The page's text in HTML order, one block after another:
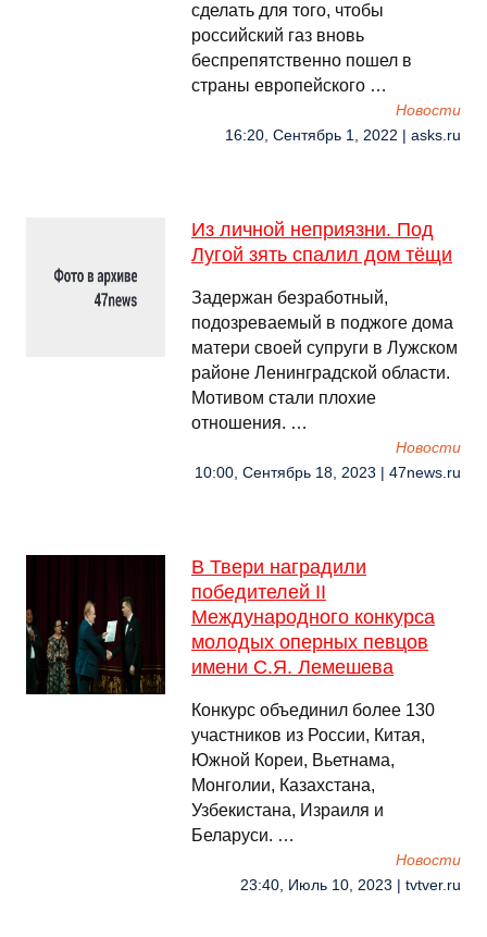
сделать для того, чтобы
российский газ вновь
беспрепятственно пошел в
страны европейского …
Новости
16:20, Сентябрь 1, 2022 | asks.ru
Из личной неприязни. Под
Лугой зять спалил дом тёщи
Задержан безработный,
подозреваемый в поджоге дома
матери своей супруги в Лужском
районе Ленинградской области.
Мотивом стали плохие
отношения. …
Новости
10:00, Сентябрь 18, 2023 | 47news.ru
В Твери наградили
победителей II
Международного конкурса
молодых оперных певцов
имени С.Я. Лемешева
Конкурс объединил более 130
участников из России, Китая,
Южной Кореи, Вьетнама,
Монголии, Казахстана,
Узбекистана, Израиля и
Беларуси. …
Новости
23:40, Июль 10, 2023 | tvtver.ru